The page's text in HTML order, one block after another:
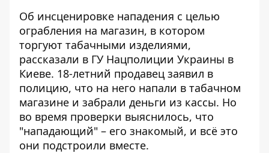
Об инсценировке нападения с целью
ограбления на магазин, в котором
торгуют табачными изделиями,
рассказали в ГУ Нацполиции Украины в
Киеве. 18-летний продавец заявил в
полицию, что на него напали в табачном
магазине и забрали деньги из кассы. Но
во время проверки выяснилось, что
"нападающий" – его знакомый, и всё это
они подстроили вместе.